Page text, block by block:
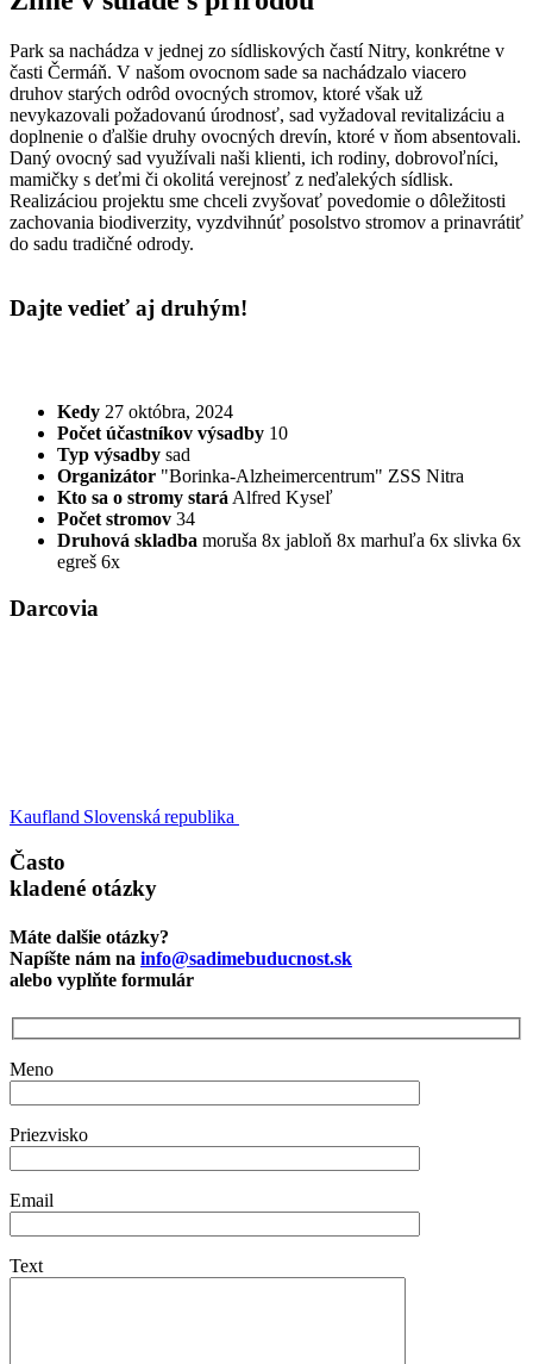
Park sa nachádza v jednej zo sídliskových častí Nitry, konkrétne v
časti Čermáň. V našom ovocnom sade sa nachádzalo viacero
druhov starých odrôd ovocných stromov, ktoré však už
nevykazovali požadovanú úrodnosť, sad vyžadoval revitalizáciu a
doplnenie o ďalšie druhy ovocných drevín, ktoré v ňom absentovali.
Daný ovocný sad využívali naši klienti, ich rodiny, dobrovoľníci,
mamičky s deťmi či okolitá verejnosť z neďalekých sídlisk.
Realizáciou projektu sme chceli zvyšovať povedomie o dôležitosti
zachovania biodiverzity, vyzdvihnúť posolstvo stromov a prinavrátiť
do sadu tradičné odrody.
Dajte vedieť aj druhým!
Kedy 27 októbra, 2024
Počet účastníkov výsadby 10
Typ výsadby sad
Organizátor "Borinka-Alzheimercentrum" ZSS Nitra
Kto sa o stromy stará Alfred Kyseľ
Počet stromov 34
Druhová skladba moruša 8x jabloň 8x marhuľa 6x slivka 6x
egreš 6x
Darcovia
Kaufland Slovenská republika
Často
kladené otázky
Máte dalšie otázky?
Napíšte nám na info@sadimebuducnost.sk
alebo vyplňte formulár
Meno
Priezvisko
Email
Text